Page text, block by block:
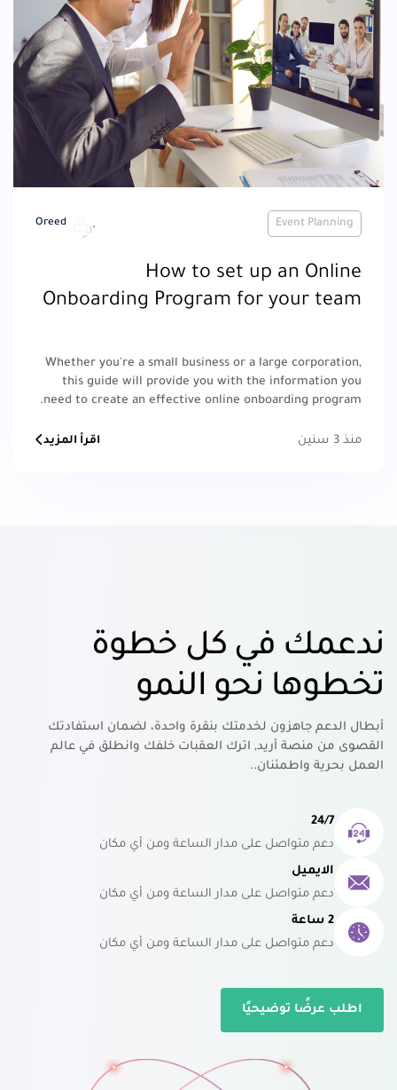
Event Planning
Oreed
How to set up an Online
Onboarding Program for your team
Whether you're a small business or a large corporation,
this guide will provide you with the information you
need to create an effective online onboarding program.
منذ 3 سنين اقرأ المزيد
ندعمك في كل خطوة
تخطوها نحو النمو
أبطال الدعم جاهزون لخدمتك بنقرة واحدة، لضمان استفادتك
القصوى من منصة أريد, اترك العقبات خلفك وانطلق في عالم
العمل بحرية واطمئنان..
24/7
دعم متواصل على مدار الساعة ومن أي مكان
الايميل
دعم متواصل على مدار الساعة ومن أي مكان
2 ساعة
دعم متواصل على مدار الساعة ومن أي مكان
اطلب عرضًا توضيحيًا